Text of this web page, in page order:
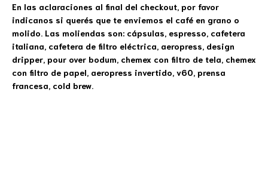
En las aclaraciones al final del checkout, por favor
indicanos si querés que te enviemos el café en grano o
molido. Las moliendas son: cápsulas, espresso, cafetera
italiana, cafetera de filtro eléctrica, aeropress, design
dripper, pour over bodum, chemex con filtro de tela, chemex
con filtro de papel, aeropress invertido, v60, prensa
francesa, cold brew.